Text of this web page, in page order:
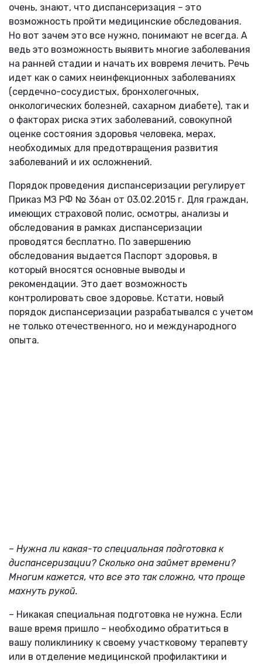
очень, знают, что диспансеризация – это
возможность пройти медицинские обследования.
Но вот зачем это все нужно, понимают не всегда. А
ведь это возможность выявить многие заболевания
на ранней стадии и начать их вовремя лечить. Речь
идет как о самих неинфекционных заболеваниях
(сердечно-сосудистых, бронхолегочных,
онкологических болезней, сахарном диабете), так и
о факторах риска этих заболеваний, совокупной
оценке состояния здоровья человека, мерах,
необходимых для предотвращения развития
заболеваний и их осложнений.
Порядок проведения диспансеризации регулирует
Приказ МЗ РФ № 36ан от 03.02.2015 г. Для граждан,
имеющих страховой полис, осмотры, анализы и
обследования в рамках диспансеризации
проводятся бесплатно. По завершению
обследования выдается Паспорт здоровья, в
который вносятся основные выводы и
рекомендации. Это дает возможность
контролировать свое здоровье. Кстати, новый
порядок диспансеризации разрабатывался с учетом
не только отечественного, но и международного
опыта.
– Нужна ли какая-то специальная подготовка к
диспансеризации? Сколько она займет времени?
Многим кажется, что все это так сложно, что проще
махнуть рукой.
– Никакая специальная подготовка не нужна. Если
ваше время пришло – необходимо обратиться в
вашу поликлинику к своему участковому терапевту
или в отделение медицинской профилактики и